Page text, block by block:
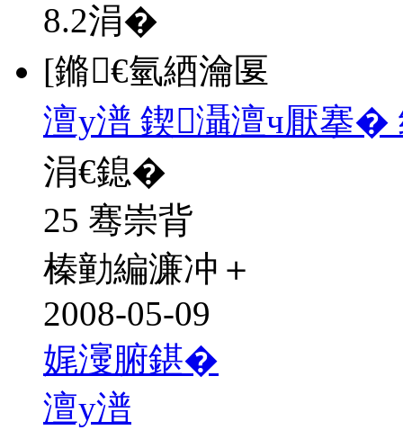
8.2涓�
[鏅€氫綇瀹匽
澶у潽 鍥灄澶ч厭搴
涓€鎴�
25 骞崇背
榛勭編濂冲＋
2008-05-09
娓濅腑鍖�
澶у潽